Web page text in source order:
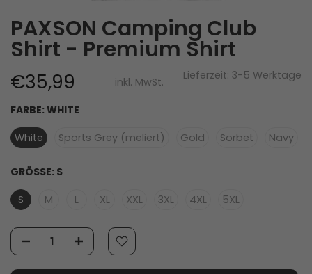
PAXSON Camping Club
Shirt - Premium Shirt
€35,99 inkl. MwSt. Lieferzeit: 3-5 Werktage
FARBE: WHITE
White
Sports Grey (meliert) Gold Sorbet Navy
GRÖSSE: S
S
M L XL XXL 3XL 4XL 5XL